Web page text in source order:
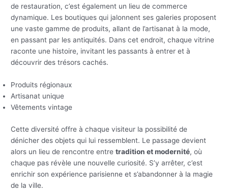
de restauration, c’est également un lieu de commerce
dynamique. Les boutiques qui jalonnent ses galeries proposent
une vaste gamme de produits, allant de l’artisanat à la mode,
en passant par les antiquités. Dans cet endroit, chaque vitrine
raconte une histoire, invitant les passants à entrer et à
découvrir des trésors cachés.
Produits régionaux
Artisanat unique
Vêtements vintage
Cette diversité offre à chaque visiteur la possibilité de
dénicher des objets qui lui ressemblent. Le passage devient
alors un lieu de rencontre entretradition et modernité, où
chaque pas révèle une nouvelle curiosité. S’y arrêter, c’est
enrichir son expérience parisienne et s’abandonner à la magie
de la ville.